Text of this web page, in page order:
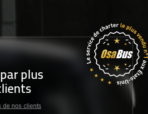
plus
de nos clients